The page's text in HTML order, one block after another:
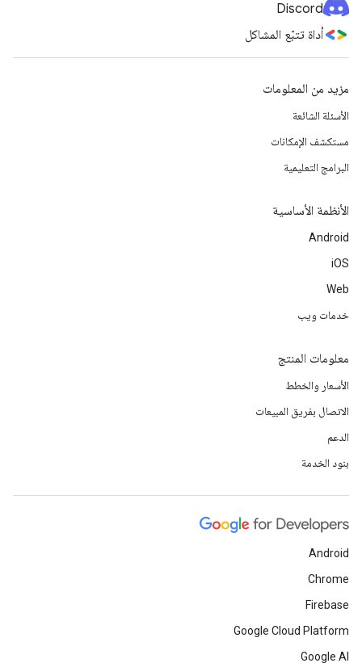
Discord
أداة تتبّع المشاكل
مزيد من المعلومات
الأسئلة الشائعة
مستكشف الإمكانات
البرامج التعليمية
الأنظمة الأساسية
Android
iOS
Web
خدمات ويب
معلومات المنتج
الأسعار والخطط
الاتصال بفريق المبيعات
الدعم
بنود الخدمة
Android
Chrome
Firebase
Google Cloud Platform
Google AI